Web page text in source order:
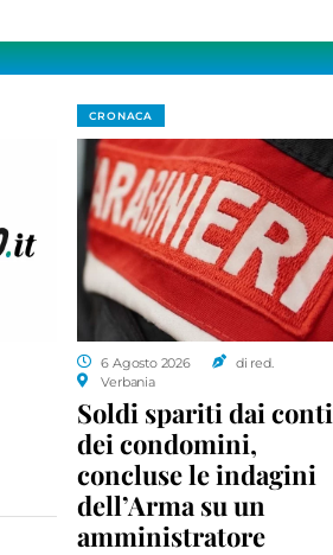
CRONACA
6 Agosto 2026
di red.
Verbania
Soldi spariti dai conti
dei condomini,
concluse le indagini
dell’Arma su un
amministratore